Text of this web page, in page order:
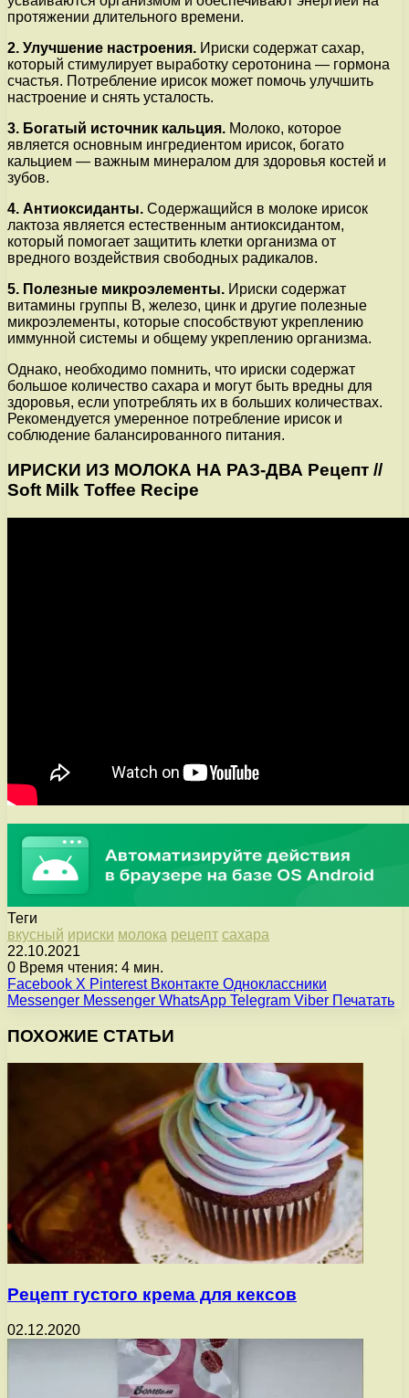
протяжении длительного времени.
2. Улучшение настроения. Ириски содержат сахар,
который стимулирует выработку серотонина — гормона
счастья. Потребление ирисок может помочь улучшить
настроение и снять усталость.
3. Богатый источник кальция. Молоко, которое
является основным ингредиентом ирисок, богато
кальцием — важным минералом для здоровья костей и
зубов.
4. Антиоксиданты. Содержащийся в молоке ирисок
лактоза является естественным антиоксидантом,
который помогает защитить клетки организма от
вредного воздействия свободных радикалов.
5. Полезные микроэлементы. Ириски содержат
витамины группы В, железо, цинк и другие полезные
микроэлементы, которые способствуют укреплению
иммунной системы и общему укреплению организма.
Однако, необходимо помнить, что ириски содержат
большое количество сахара и могут быть вредны для
здоровья, если употреблять их в больших количествах.
Рекомендуется умеренное потребление ирисок и
соблюдение балансированного питания.
ИРИСКИ ИЗ МОЛОКА НА РАЗ-ДВА Рецепт //
Soft Milk Toffee Recipe
Теги
вкусный ириски молока рецепт сахара
22.10.2021
0 Время чтения: 4 мин.
Facebook X Pinterest Вконтакте Одноклассники
Messenger Messenger WhatsApp Telegram Viber Печатать
ПОХОЖИЕ СТАТЬИ
Рецепт густого крема для кексов
02.12.2020